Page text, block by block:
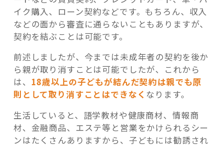
イク購入、ローン契約などです。もちろん、収入
などの面から審査に通らないこともありますが、
契約を結ぶことは可能です。
前述しましたが、今までは未成年者の契約を後か
ら親が取り消すことは可能でしたが、これから
は、 18歳以上の子どもが結んだ契約は親でも原
則として取り消すことはできなく なります。
生活していると、語学教材や健康商材、情報商
材、金融商品、エステ等と営業をかけられるシー
ンはたくさんありますから、子どもには勧誘され